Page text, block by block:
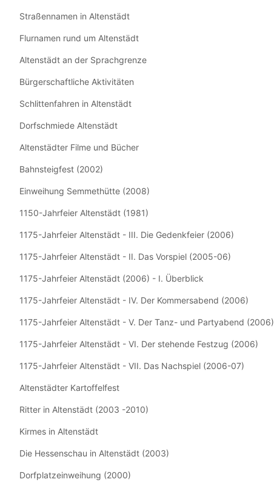
Straßennamen in Altenstädt
Flurnamen rund um Altenstädt
Altenstädt an der Sprachgrenze
Bürgerschaftliche Aktivitäten
Schlittenfahren in Altenstädt
Dorfschmiede Altenstädt
Altenstädter Filme und Bücher
Bahnsteigfest (2002)
Einweihung Semmethütte (2008)
1150-Jahrfeier Altenstädt (1981)
1175-Jahrfeier Altenstädt - III. Die Gedenkfeier (2006)
1175-Jahrfeier Altenstädt - II. Das Vorspiel (2005-06)
1175-Jahrfeier Altenstädt (2006) - I. Überblick
1175-Jahrfeier Altenstädt - IV. Der Kommersabend (2006)
1175-Jahrfeier Altenstädt - V. Der Tanz- und Partyabend (2006)
1175-Jahrfeier Altenstädt - VI. Der stehende Festzug (2006)
1175-Jahrfeier Altenstädt - VII. Das Nachspiel (2006-07)
Altenstädter Kartoffelfest
Ritter in Altenstädt (2003 -2010)
Kirmes in Altenstädt
Die Hessenschau in Altenstädt (2003)
Dorfplatzeinweihung (2000)